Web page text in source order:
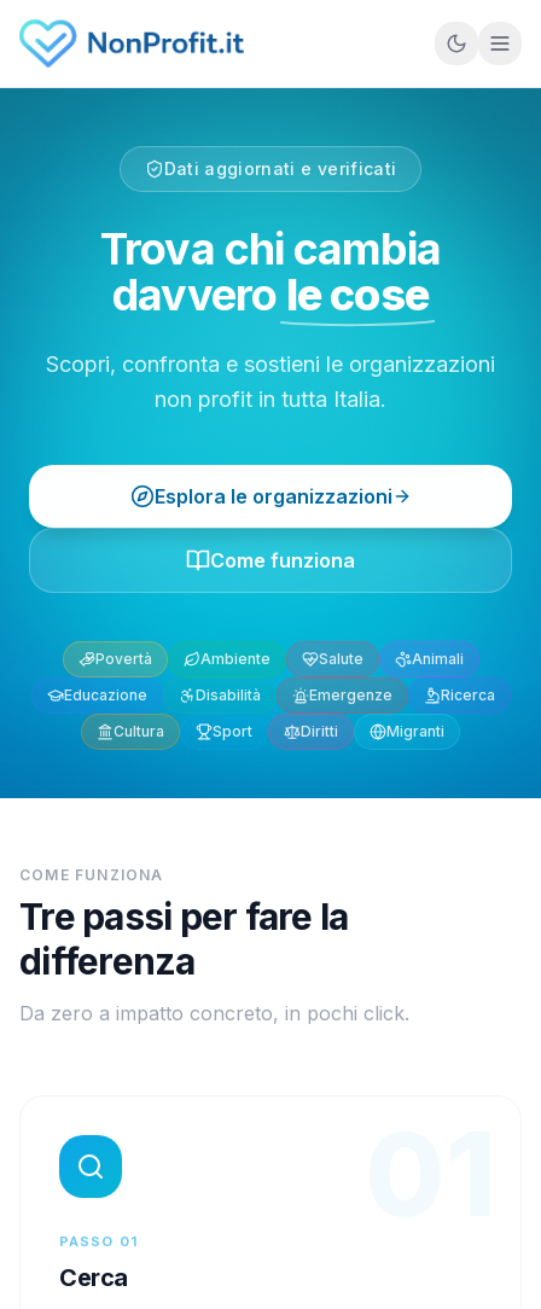
Vai al contenuto principale
Dati aggiornati e verificati
Trova chi cambia
davvero le cose
Scopri, confronta e sostieni le organizzazioni
non profit in tutta Italia.
Esplora le organizzazioni
Come funziona
Povertà Ambiente Salute
Animali
Educazione
Disabilità Emergenze
Ricerca
Cultura
Sport Diritti Migranti
COME FUNZIONA
Tre passi per fare la
differenza
Da zero a impatto concreto, in pochi click.
PASSO 01
Cerca